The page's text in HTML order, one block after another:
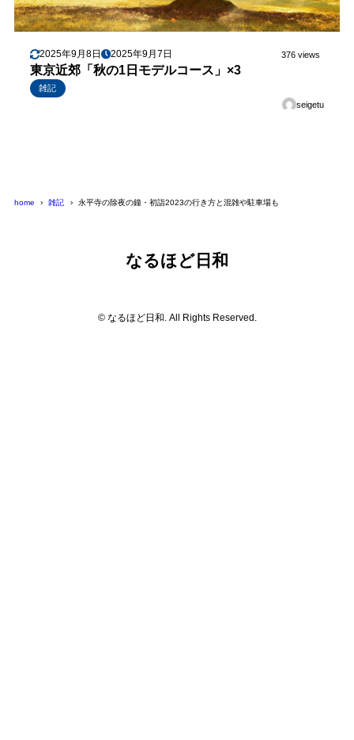
2025年9月8日 2025年9月7日 376 views
東京近郊「秋の1日モデルコース」×3
雑記
seigetu
home 雑記 永平寺の除夜の鐘・初詣2023の行き方と混雑や駐車場も
なるほど日和
© なるほど日和. All Rights Reserved.